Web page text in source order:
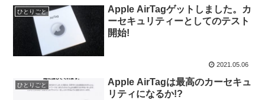
ひとりごと
Apple AirTagゲットしました。カ
ーセキュリティーとしてのテスト
開始!
2021.05.06
ひとりごと
Apple AirTagは最高のカーセキュ
リティになるか!?